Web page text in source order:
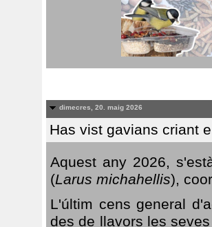
dimecres, 20. maig 2026
Has vist gavians criant
Aquest any 2026,
(Larus michahellis),
L'últim cens general
des de llavors les